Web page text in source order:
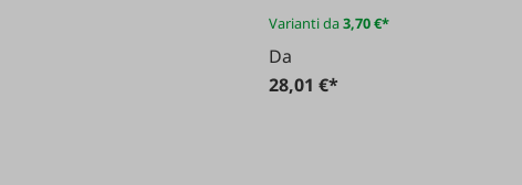
Varianti da3,70 €*
Da
28,01 €*